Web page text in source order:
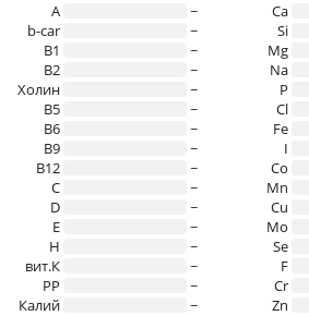
A
~
b-car
~
В1
~
B2
~
Холин
~
B5
~
B6
~
B9
~
B12
~
C
~
D
~
E
~
H
~
вит.К
~
PP
~
Калий
~
Ca
Si
Mg
Na
P
Cl
Fe
I
Co
Mn
Cu
Mo
Se
F
Cr
Zn